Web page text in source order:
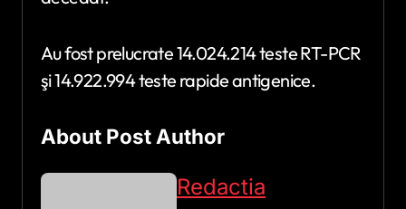
Au fost prelucrate 14.024.214 teste RT-PCR
şi 14.922.994 teste rapide antigenice.
About Post Author
Redactia